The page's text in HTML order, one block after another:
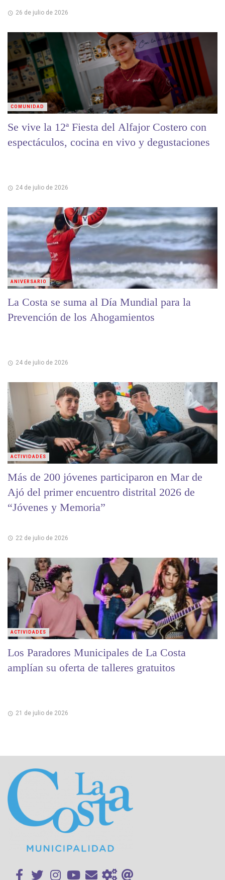
26 de julio de 2026
Se vive la 12ª Fiesta del Alfajor Costero con
espectáculos, cocina en vivo y degustaciones
24 de julio de 2026
COMUNIDAD
La Costa se suma al Día Mundial para la
Prevención de los Ahogamientos
24 de julio de 2026
ANIVERSARIO
Más de 200 jóvenes participaron en Mar de
Ajó del primer encuentro distrital 2026 de
“Jóvenes y Memoria”
22 de julio de 2026
ACTIVIDADES
Los Paradores Municipales de La Costa
amplían su oferta de talleres gratuitos
21 de julio de 2026
ACTIVIDADES